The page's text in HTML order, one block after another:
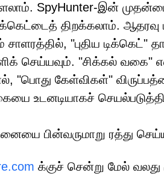
SpyHunter-இன்
திறக்கலாம்.
"புதிய டிக்கெட்"
செய்யவும். "சிக்கல் வகை"
"பொது கேள்விகள்"
உடனடியாகச் செயல்படுத்தி
பின்வருமாறு ரத்து
க்குச் சென்று மேல்